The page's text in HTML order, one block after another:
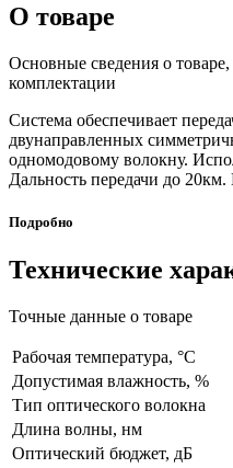
О товаре
Основные сведения о товаре,
комплектации
Система обеспечивает
двунаправленных
одномодовому волокну.
Дальность передачи до
Подробно
Технические
Точные данные о товаре
Рабочая температура, °C
Допустимая влажность, %
Тип оптического волокна
Длина волны, нм
Оптический бюджет, дБ